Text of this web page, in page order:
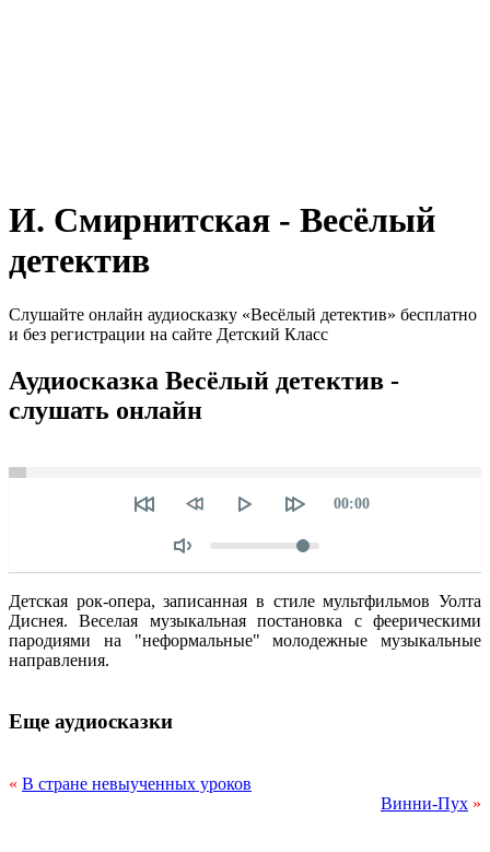
И. Смирнитская - Весёлый
детектив
Слушайте онлайн аудиосказку «Весёлый детектив» бесплатно
и без регистрации на сайте Детский Класс
Аудиосказка Весёлый детектив -
слушать онлайн
Текущее
00:00
Детская рок-опера, записанная в стиле мультфильмов Уолта
Диснея. Веселая музыкальная постановка с феерическими
пародиями на "неформальные" молодежные музыкальные
направления.
Еще аудиосказки
« В стране невыученных уроков
Винни-Пух »